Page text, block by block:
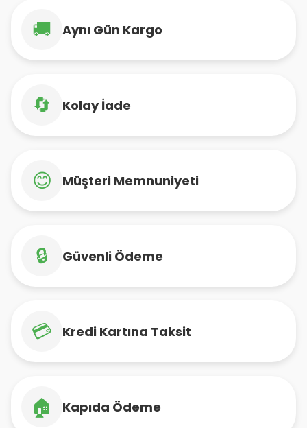
🚚 Aynı Gün Kargo
🔄 Kolay İade
😊 Müşteri Memnuniyeti
🔒 Güvenli Ödeme
💳 Kredi Kartına Taksit
🏠 Kapıda Ödeme